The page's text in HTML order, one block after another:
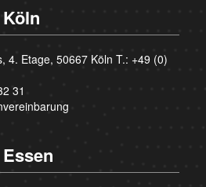
4. Etage, 50667 Köln T.: +49 (0)
31